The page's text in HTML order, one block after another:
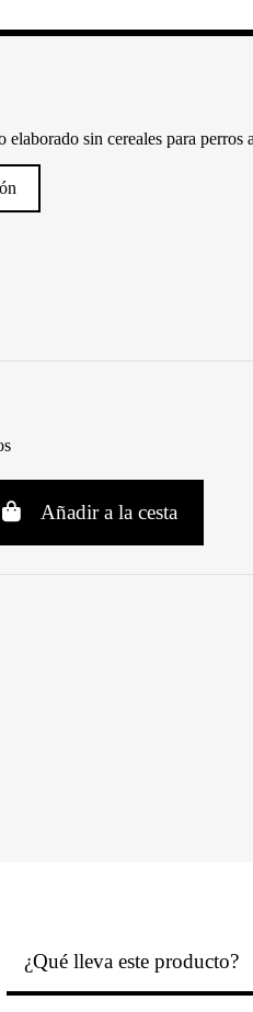
sin cereales para perros
Añadir a la cesta
¿Qué lleva este producto?